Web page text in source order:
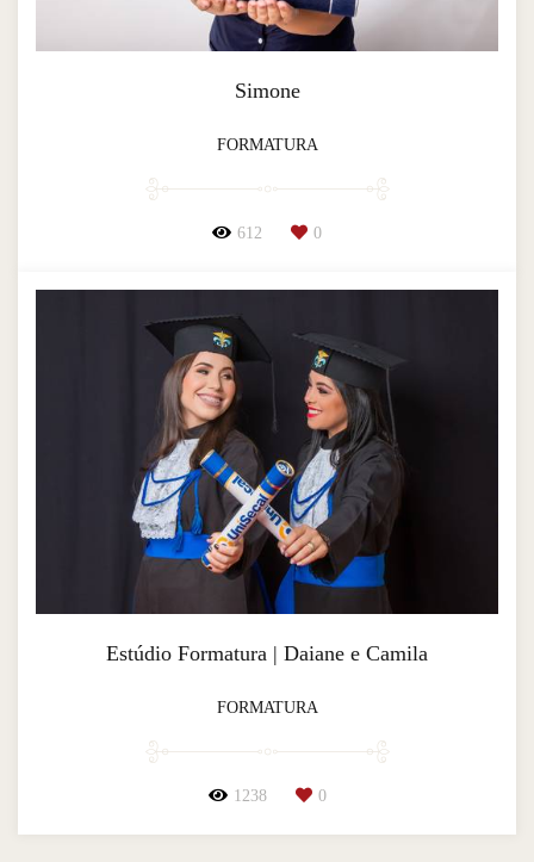
Simone
FORMATURA
612 0
Estúdio Formatura | Daiane e Camila
FORMATURA
1238 0